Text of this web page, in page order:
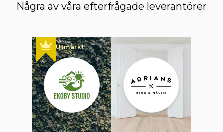
Några av våra efterfrågade leverantörer
Utmärkt